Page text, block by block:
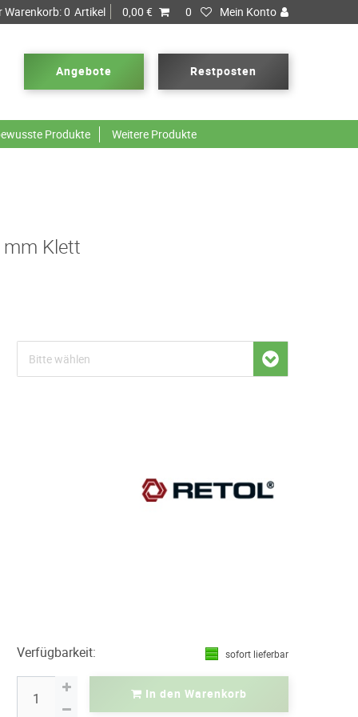
Mein Konto
0
Warenkorb:0 Artikel 0,00 €
Angebote Restposten
Produkte Weitere Produkte
Klett
Verfügbarkeit: sofort lieferbar
In den Warenkorb